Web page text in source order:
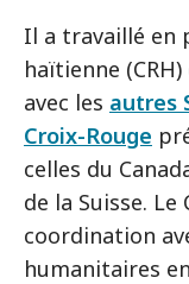
Il a travaillé en
haïtienne
avec les autres
Croix-Rouge
celles du
de la Suisse.
coordination
humanitaires